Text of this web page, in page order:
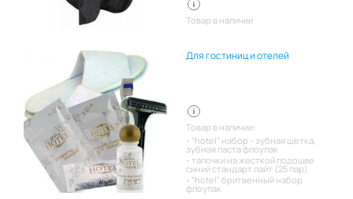
Товар в наличии
Для гостиниц и отелей
Товар в наличии:
"hotel" набор - зубная щетка,
зубная паста флоупак
тапочки на жесткой подошве
синий стандарт лайт (25 пар)
"hotel" бритвенный набор
флоупак